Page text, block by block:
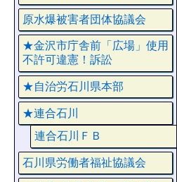
原水爆被害者団体協議会
★金沢市庁舎前「広場」使用
不許可違憲！訴訟
★自治労石川県本部
★連合石川
連合石川ＦＢ
石川県労働者福祉協議会